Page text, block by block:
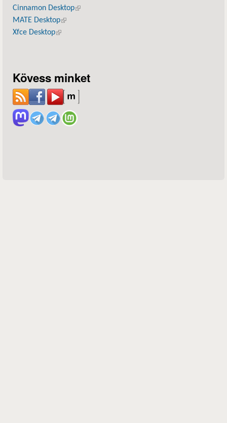
Cinnamon Desktop(külső hivatkozás)
MATE Desktop(külső hivatkozás)
Xfce Desktop(külső hivatkozás)
Kövess minket